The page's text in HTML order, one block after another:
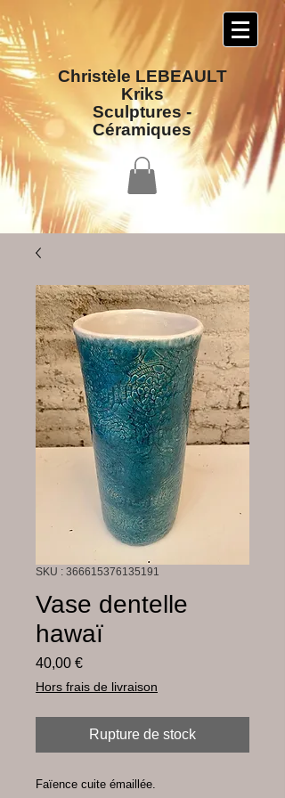
Christèle LEBEAULT
Kriks
Sculptures​ -
Céramiques
SKU : 366615376135191
Vase dentelle
hawaï
40,00 €Prix
Hors frais de livraison
Rupture de stock
Faïence cuite émaillée.